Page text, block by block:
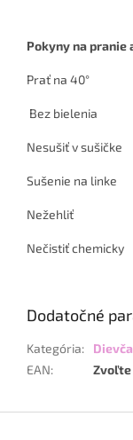
Pokyny na pranie
Prať na 40°
Bez bielenia
Nesušiť v sušičke
Sušenie na linke
Nežehliť
Nečistiť chemicky
Dodatočné
Kategória:
EAN: